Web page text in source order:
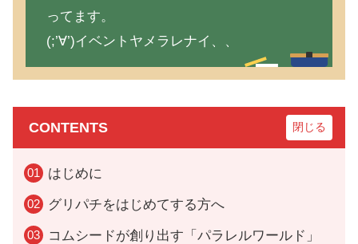
ってます。
(;’∀’)イベントヤメラレナイ、、
CONTENTS
はじめに
グリパチをはじめてする方へ
コムシードが創り出す「パラレルワールド」